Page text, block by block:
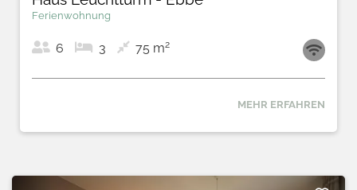
Ferienwohnung
6 3 75 m2
MEHR ERFAHREN